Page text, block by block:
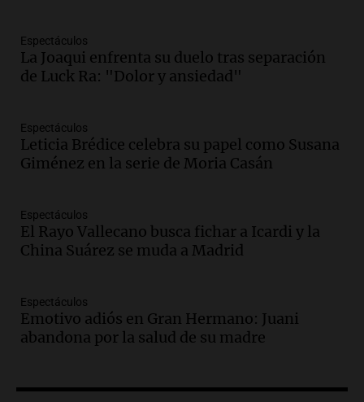
Audio.Luis Herrera
Actualidad
Audio.
Córdoba ganan más del doble que los
privados, según un estudio
Audio.Cae colombiano acusado de venta
de droga por delivery en el microcentro
Episodios
Audio.Disminuyen las víctimas fatales
por accidentes de tránsito en el primer
Espectáculos
La Joaqui enfrenta su duelo tras separación
de Luck Ra: "Dolor y ansiedad"
Espectáculos
Leticia Brédice celebra su papel como Susana
Giménez en la serie de Moria Casán
Espectáculos
El Rayo Vallecano busca fichar a Icardi y la
China Suárez se muda a Madrid
Espectáculos
Emotivo adiós en Gran Hermano: Juani
abandona por la salud de su madre